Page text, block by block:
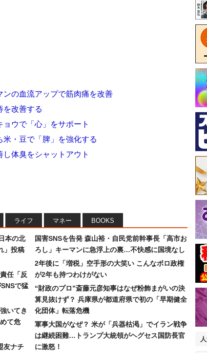
ンの血流アップで筋肉痛を改善
を改善する
ウで「心」をサポート
・豆で「脾」を強化する
体臭をシャットアウト
ライフ マネー BOOKS
本の北
」投稿
任「反
で猛
いてき
て危
友ナチ
国害SNSを告発 森山裕・自民党前幹事長「高市お
ろし」キーマンに急浮上の裏…不快感に国境なし
2年後に「増税」空手形の大笑い こんなボロ政権
が2年も持つわけがない
“財政のプロ”斎藤元彦知事はなぜ粉飾まがいの決
算見抜けず？ 兵庫県が都道府県で初の「早期健全
化団体」転落危機
軍事大国がなぜ？ 米が「兵器枯渇」でイラン戦争
は継続困難…トランプ大統領がヘグセス国防長官
に激怒！